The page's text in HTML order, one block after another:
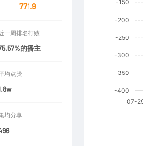
771.9
一周排名打败
的播主
均点赞
均分享